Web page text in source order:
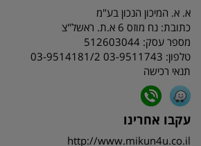
א. א. המיכון הנכון בע"מ
כתובת: נח מוזס 6 א.ת. ראשל"צ
מספר עסק: 512603044
טלפון: 03-9511743 03-9514181/2
תנאי רכישה
עקבו אחרינו
http://www.mikun4u.co.il